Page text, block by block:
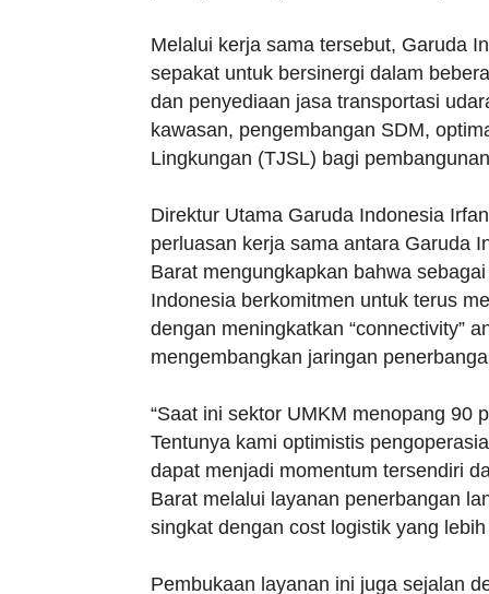
Melalui kerja sama tersebut, Garuda
sepakat untuk bersinergi dalam
dan penyediaan jasa transportasi
kawasan, pengembangan SDM,
Lingkungan (TJSL) bagi
Direktur Utama Garuda Indonesia
perluasan kerja sama antara Garuda
Barat mengungkapkan bahwa
Indonesia berkomitmen untuk terus
dengan meningkatkan “connectivity”
mengembangkan jaringan
“Saat ini sektor UMKM menopang 90
Tentunya kami optimistis
dapat menjadi momentum tersendiri
Barat melalui layanan penerbangan
singkat dengan cost logistik yang
Pembukaan layanan ini juga sejalan